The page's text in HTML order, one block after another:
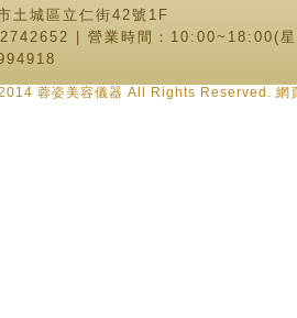
土城區立仁街42號1F
| 營業時間：10:00~18:00(星
蓉姿美容儀器 All Rights Reserved. 網